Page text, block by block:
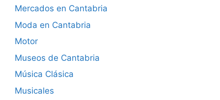
Mercados en Cantabria
Moda en Cantabria
Motor
Museos de Cantabria
Música Clásica
Musicales